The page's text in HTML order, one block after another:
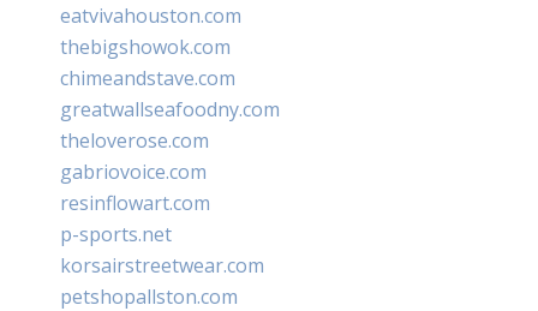
eatvivahouston.com
thebigshowok.com
chimeandstave.com
greatwallseafoodny.com
theloverose.com
gabriovoice.com
resinflowart.com
p-sports.net
korsairstreetwear.com
petshopallston.com